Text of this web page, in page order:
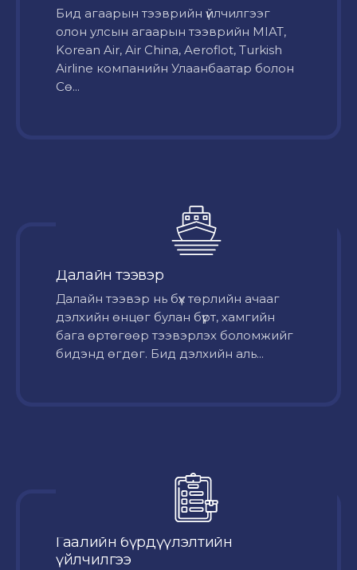
Бид агаарын тээврийн үйлчилгээг
олон улсын агаарын тээврийн MIAT,
Korean Air, Air China, Aeroflot, Turkish
Airline компанийн Улаанбаатар болон
Сө...
Далайн тээвэр
Далайн тээвэр нь бүх төрлийн ачааг
дэлхийн өнцөг булан бүрт, хамгийн
бага өртөгөөр тээвэрлэх боломжийг
бидэнд өгдөг. Бид дэлхийн аль...
Гаалийн бүрдүүлэлтийн
үйлчилгээ